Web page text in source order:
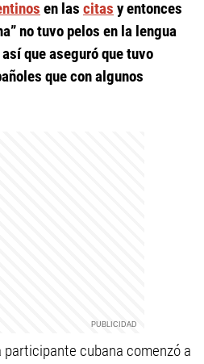
en las citas y entonces
no tuvo pelos en la lengua
que aseguró que tuvo
que con algunos
participante cubana comenzó a